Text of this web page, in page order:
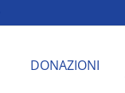
DONAZIONI